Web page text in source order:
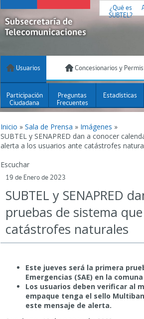
¿Qué es
SUBTEL?
Usuarios Concesionarios y
Participación
Ciudadana
Preguntas
Frecuentes
Estadísticas
Inicio » Sala de Prensa » Imágenes »
SUBTEL y SENAPRED dan a conocer
alerta a los usuarios ante catástrofes
Escuchar
19 de Enero de 2023
SUBTEL y SENAPRED
pruebas de sistema
catástrofes naturales
Este jueves será la primera
Emergencias (SAE) en la
Los usuarios deben verificar al
empaque tenga el sello
este mensaje de alerta.